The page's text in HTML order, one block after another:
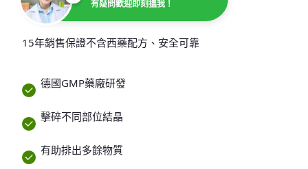
有疑問歡迎即刻搵我！
15年銷售保證不含西藥配方、安全可靠
德國GMP藥廠研發
擊碎不同部位結晶
有助排出多餘物質